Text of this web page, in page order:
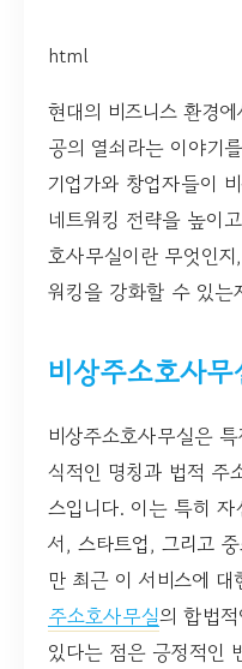
html
현대의 비즈니스 환경
공의 열쇠라는 이야기
기업가와 창업자들이
네트워킹 전략을 높이
호사무실이란 무엇인
워킹을 강화할 수 있는
비상주소호사무
비상주소호사무실은
식적인 명칭과 법적 주
스입니다. 이는 특히
서, 스타트업, 그리고
만 최근 이 서비스에
주소호사무실의 합법
있다는 점은 긍정적인